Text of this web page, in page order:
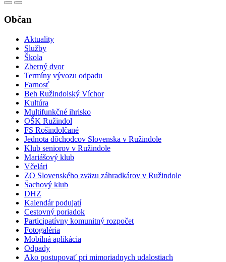
Občan
Aktuality
Služby
Škola
Zberný dvor
Termíny vývozu odpadu
Farnosť
Beh Ružindolský Víchor
Kultúra
Multifunkčné ihrisko
OŠK Ružindol
FS Rošindolčané
Jednota dôchodcov Slovenska v Ružindole
Klub seniorov v Ružindole
Mariášový klub
Včelári
ZO Slovenského zväzu záhradkárov v Ružindole
Šachový klub
DHZ
Kalendár podujatí
Cestovný poriadok
Participatívny komunitný rozpočet
Fotogaléria
Mobilná aplikácia
Odpady
Ako postupovať pri mimoriadnych udalostiach